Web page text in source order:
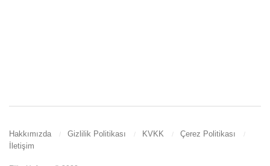
Hakkımızda Gizlilik Politikası KVKK
Çerez Politikası
İletişim